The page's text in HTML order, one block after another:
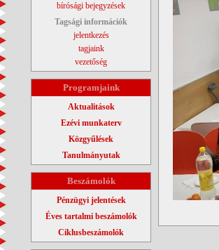
bírósági bejegyzések
Tagsági információk
jelentkezés
tagjaink
vezetőség
Programjaink
Aktualitások
Ezévi munkaterv
Közgyűlések
Tanulmányutak
Beszámolók
Pénzügyi jelentések
Éves tartalmi beszámolók
Ciklusbeszámolók